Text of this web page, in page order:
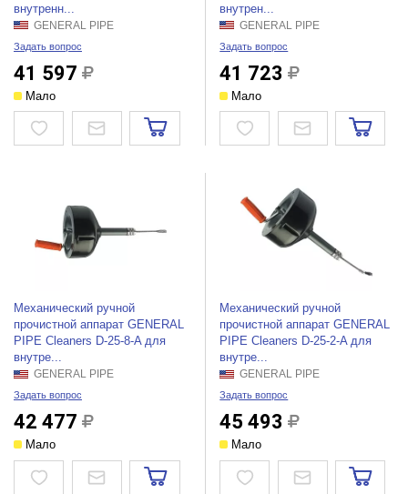
внутренн...
GENERAL PIPE
Задать вопрос
41 597
Мало
внутрен...
GENERAL PIPE
Задать вопрос
41 723
Мало
Механический ручной
прочистной аппарат GENERAL
PIPE Cleaners D-25-8-A для
внутре...
GENERAL PIPE
Задать вопрос
42 477
Мало
Механический ручной
прочистной аппарат GENERAL
PIPE Cleaners D-25-2-A для
внутре...
GENERAL PIPE
Задать вопрос
45 493
Мало